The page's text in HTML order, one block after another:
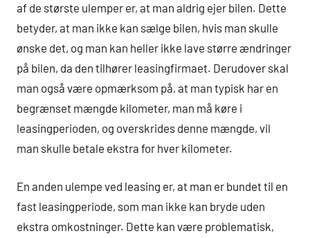
af de største ulemper er, at man aldrig ejer bilen. Dette
betyder, at man ikke kan sælge bilen, hvis man skulle
ønske det, og man kan heller ikke lave større ændringer
på bilen, da den tilhører leasingfirmaet. Derudover skal
man også være opmærksom på, at man typisk har en
begrænset mængde kilometer, man må køre i
leasingperioden, og overskrides denne mængde, vil
man skulle betale ekstra for hver kilometer.
En anden ulempe ved leasing er, at man er bundet til en
fast leasingperiode, som man ikke kan bryde uden
ekstra omkostninger. Dette kan være problematisk,